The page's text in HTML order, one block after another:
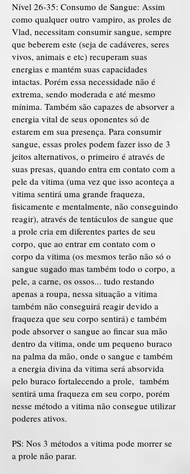
Nível 26-35: Consumo de Sangue: Assim
como qualquer outro vampiro, as proles de
Vlad, necessitam consumir sangue, sempre
que beberem este (seja de cadáveres, seres
vivos, animais e etc) recuperam suas
energias e mantém suas capacidades
intactas. Porém essa necessidade não é
extrema, sendo moderada e até mesmo
mínima. Também são capazes de absorver a
energia vital de seus oponentes só de
estarem em sua presença. Para consumir
sangue, essas proles podem fazer isso de 3
jeitos alternativos, o primeiro é através de
suas presas, quando entra em contato com a
pele da vitima (uma vez que isso aconteça a
vitima sentirá uma grande fraqueza,
fisicamente e mentalmente, não conseguindo
reagir), através de tentáculos de sangue que
a prole cria em diferentes partes de seu
corpo, que ao entrar em contato com o
corpo da vitima (os mesmos terão não só o
sangue sugado mas também todo o corpo, a
pele, a carne, os ossos... tudo restando
apenas a roupa, nessa situação a vitima
também não conseguirá reagir devido a
fraqueza que seu corpo sentirá) e também
pode absorver o sangue ao fincar sua mão
dentro da vitima, onde um pequeno buraco
na palma da mão, onde o sangue e também
a energia divina da vitima será absorvida
pelo buraco fortalecendo a prole, também
sentirá uma fraqueza em seu corpo, porém
nesse método a vitima não consegue utilizar
poderes ativos.
PS: Nos 3 métodos a vitima pode morrer se
a prole não parar.